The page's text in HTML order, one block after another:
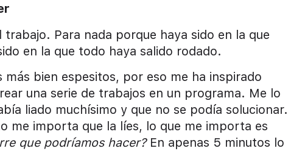
Para nada porque haya sido en la que
en la que todo haya salido rodado.
bien espesitos, por eso me ha inspirado
una serie de trabajos en un programa. Me lo
liado muchísimo y que no se podía solucionar.
me importa que la líes, lo que me importa es
que podríamos hacer?En apenas 5 minutos lo